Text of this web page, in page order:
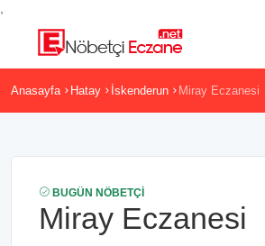
Anasayfa Hatay İskenderun Miray Eczanesi
BUGÜN NÖBETÇI
Miray Eczanesi